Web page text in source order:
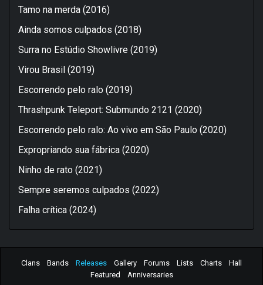
Tamo na merda (2016)
Ainda somos culpados (2018)
Surra no Estúdio Showlivre (2019)
Virou Brasil (2019)
Escorrendo pelo ralo (2019)
Thrashpunk Teleport: Submundo 2121 (2020)
Escorrendo pelo ralo: Ao vivo em São Paulo (2020)
Expropriando sua fábrica (2020)
Ninho de rato (2021)
Sempre seremos culpados (2022)
Falha crítica (2024)
Clans Bands Releases Gallery Forums Lists Charts
Hall
Featured
Anniversaries